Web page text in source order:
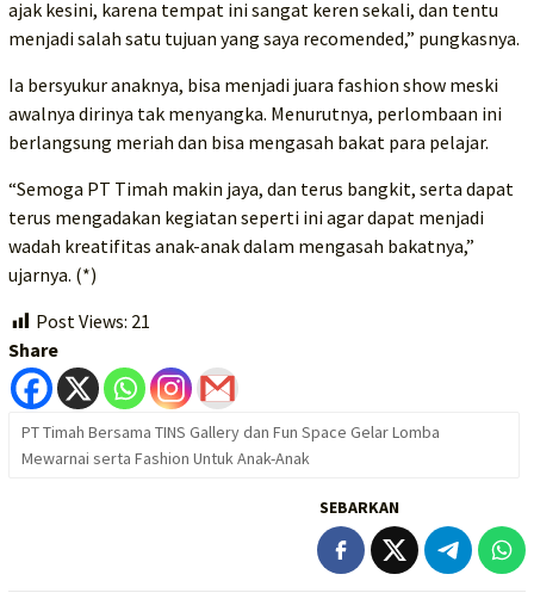
ajak kesini, karena tempat ini sangat keren sekali, dan tentu
menjadi salah satu tujuan yang saya recomended,” pungkasnya.
Ia bersyukur anaknya, bisa menjadi juara fashion show meski
awalnya dirinya tak menyangka. Menurutnya, perlombaan ini
berlangsung meriah dan bisa mengasah bakat para pelajar.
“Semoga PT Timah makin jaya, dan terus bangkit, serta dapat
terus mengadakan kegiatan seperti ini agar dapat menjadi
wadah kreatifitas anak-anak dalam mengasah bakatnya,”
ujarnya. (*)
Post Views: 21
Share
PT Timah Bersama TINS Gallery dan Fun Space Gelar Lomba
Mewarnai serta Fashion Untuk Anak-Anak
SEBARKAN